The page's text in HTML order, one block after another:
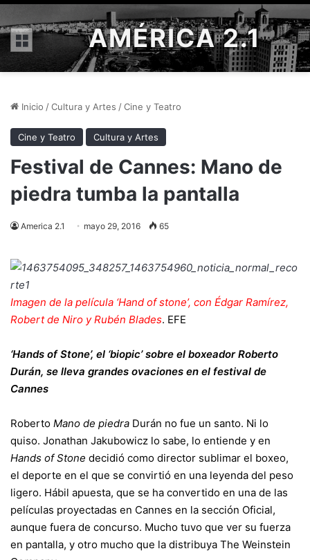
Menú AMÉRICA 2.1
Inicio /Cultura y Artes /Cine y Teatro
Cine y Teatro Cultura y Artes
Festival de Cannes: Mano de
piedra tumba la pantalla
America 2.1 mayo 29, 2016 65
Imagen de la película ‘Hand of stone’, con Édgar Ramírez,
Robert de Niro y Rubén Blades. EFE
‘Hands of Stone’, el ‘biopic’ sobre el boxeador Roberto
Durán, se lleva grandes ovaciones en el festival de
Cannes
Roberto Mano de piedra Durán no fue un santo. Ni lo
quiso. Jonathan Jakubowicz lo sabe, lo entiende y en
Hands of Stone decidió como director sublimar el boxeo,
el deporte en el que se convirtió en una leyenda del peso
ligero. Hábil apuesta, que se ha convertido en una de las
películas proyectadas en Cannes en la sección Oficial,
aunque fuera de concurso. Mucho tuvo que ver su fuerza
en pantalla, y otro mucho que la distribuya The Weinstein